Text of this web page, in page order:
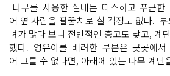
나무를 사용한 실내는 따스하고 푸근
어 옆 사람을 팔꿈치로 칠 걱정도 없다.
녀가 많다 보니 전반적인 층고도 낮고, 계
했다. 영유아를 배려한 부분은 곳곳에
어 고를 수 없다면, 아래에 있는 나무 계단